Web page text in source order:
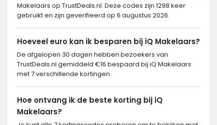
Makelaars op TrustDeals.nl. Deze codes zijn 1298 keer
gebruikt en zijn geverifieerd op 6 augustus 2026.
Hoeveel euro kan ik besparen bij iQ Makelaars?
De afgelopen 30 dagen hebben bezoekers van
TrustDeals.nl gemiddeld €16 bespaard bij iQ Makelaars
met 7 verschillende kortingen.
Hoe ontvang ik de beste korting bij iQ
Makelaars?